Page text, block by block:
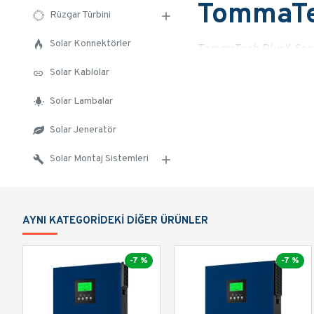
Rüzgar Türbini
Solar Konnektörler
Solar Kablolar
Solar Lambalar
Solar Jeneratör
Solar Montaj Sistemleri
TommaTech PlusX
AYNI KATEGORIDEKI DIĞER ÜRÜNLER
-7 % -7 %